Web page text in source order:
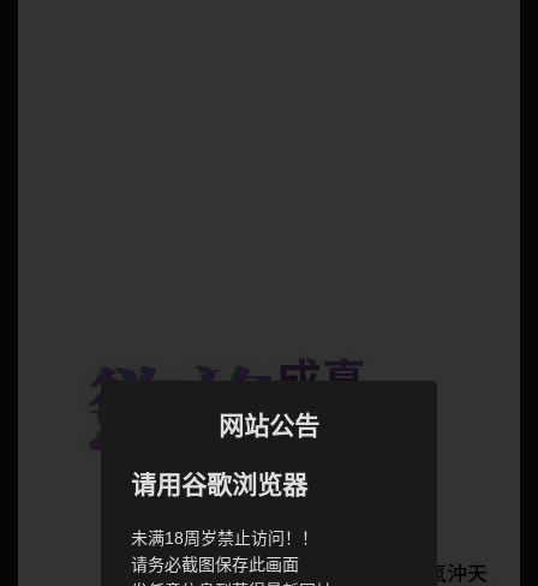
网站公告
请用谷歌浏览器
未满18周岁禁止访问！！
请务必截图保存此画面